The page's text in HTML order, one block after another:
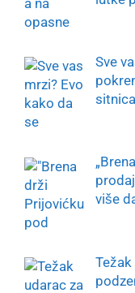
Sve
sitnica
više
Težak